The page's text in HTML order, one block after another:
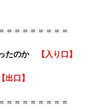
＝＝＝＝＝＝＝＝
たのか 【入り口】
【出口】
＝＝＝＝＝＝＝＝